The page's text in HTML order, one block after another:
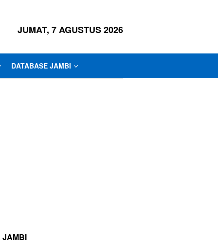
JUMAT, 7 AGUSTUS 2026
DATABASE JAMBI